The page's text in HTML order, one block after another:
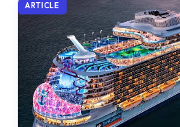
ARTICLE